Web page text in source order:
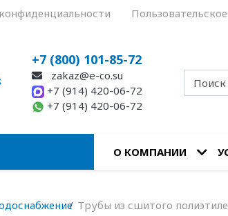
+7 (800) 101-85-72
zakaz@e-co.su
+7 (914) 420-06-72
+7 (914) 420-06-72
О КОМПАНИИ
Трубы из сшитого